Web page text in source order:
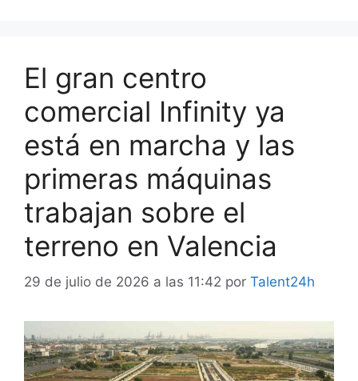
El gran centro
comercial Infinity ya
está en marcha y las
primeras máquinas
trabajan sobre el
terreno en Valencia
29 de julio de 2026 a las 11:42 por Talent24h